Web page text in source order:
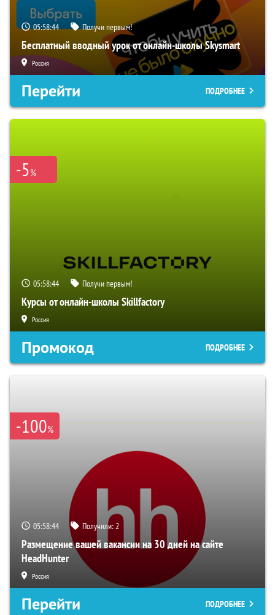
05:58:43 Получи первым!
Бесплатный вводный урок от онлайн-школы Skysmart
Россия
Перейти ПОДРОБНЕЕ
-5%
05:58:43 Получи первым!
Курсы от онлайн-школы Skillfactory
Россия
Промокод ПОДРОБНЕЕ
-100%
05:58:43 Получили:2
Размещение вашей вакансии на 30 дней на сайте
HeadHunter
Россия
Перейти ПОДРОБНЕЕ